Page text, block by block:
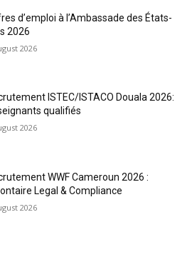
d’emploi à l’Ambassade des États-
2026
2026
ISTEC/ISTACO Douala 2026:
qualifiés
2026
WWF Cameroun 2026 :
Legal & Compliance
2026